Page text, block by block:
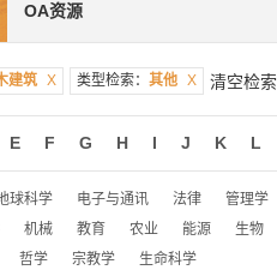
OA资源
建筑 X 类型检索： 其他 X 清空检索
E F G H I J K L
球科学 电子与通讯 法律 管理学
机械 教育 农业 能源 生物
哲学 宗教学 生命科学